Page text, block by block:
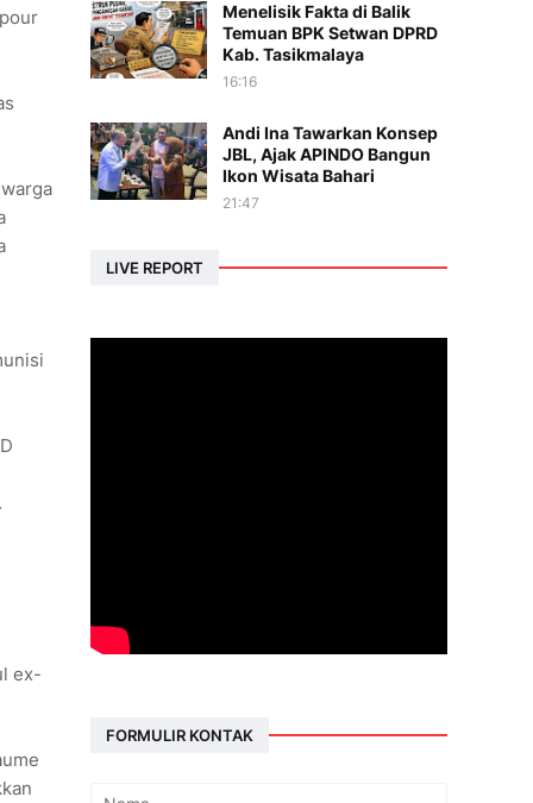
ex-
Menelisik Fakta di Balik
Temuan BPK Setwan DPRD
Kab. Tasikmalaya
16:16
Andi Ina Tawarkan Konsep
JBL, Ajak APINDO Bangun
Ikon Wisata Bahari
21:47
LIVE REPORT
FORMULIR KONTAK